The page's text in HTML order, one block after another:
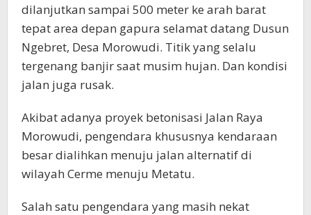
dilanjutkan sampai 500 meter ke arah barat
tepat area depan gapura selamat datang Dusun
Ngebret, Desa Morowudi. Titik yang selalu
tergenang banjir saat musim hujan. Dan kondisi
jalan juga rusak.
Akibat adanya proyek betonisasi Jalan Raya
Morowudi, pengendara khususnya kendaraan
besar dialihkan menuju jalan alternatif di
wilayah Cerme menuju Metatu.
Salah satu pengendara yang masih nekat